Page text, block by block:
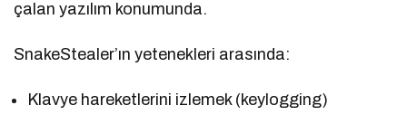
çalan yazılım konumunda.
SnakeStealer’ın yetenekleri arasında:
Klavye hareketlerini izlemek (keylogging)